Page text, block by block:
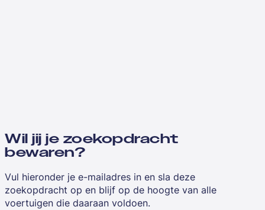
Wil jij je zoekopdracht
bewaren?
Vul hieronder je e-mailadres in en sla deze
zoekopdracht op en blijf op de hoogte van alle
voertuigen die daaraan voldoen.